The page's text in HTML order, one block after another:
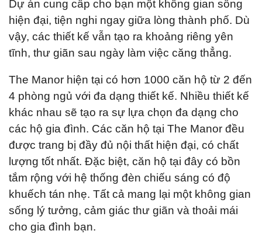
Dự án cung cấp cho bạn một không gian sống
hiện đại, tiện nghi ngay giữa lòng thành phố. Dù
vậy, các thiết kế vẫn tạo ra khoảng riêng yên
tĩnh, thư giãn sau ngày làm việc căng thẳng.
The Manor hiện tại có hơn 1000 căn hộ từ 2 đến
4 phòng ngủ với đa dạng thiết kế. Nhiều thiết kế
khác nhau sẽ tạo ra sự lựa chọn đa dạng cho
các hộ gia đình. Các căn hộ tại The Manor đều
được trang bị đầy đủ nội thất hiện đại, có chất
lượng tốt nhất. Đặc biệt, căn hộ tại đây có bồn
tắm rộng với hệ thống đèn chiếu sáng có độ
khuếch tán nhẹ. Tất cả mang lại một không gian
sống lý tưởng, cảm giác thư giãn và thoải mái
cho gia đình bạn.